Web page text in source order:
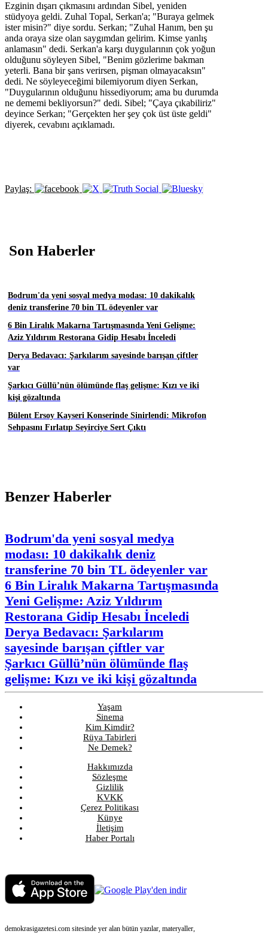
Ezginin dışarı çıkmasını ardından Sibel, yeniden
stüdyoya geldi. Zuhal Topal, Serkan'a; "Buraya gelmek
ister misin?" diye sordu. Serkan; "Zuhal Hanım, ben şu
anda oraya size olan saygımdan gelirim. Kimse yanlış
anlamasın" dedi. Serkan'a karşı duygularının çok yoğun
olduğunu söyleyen Sibel, "Benim gözlerime bakman
yeterli. Bana bir şans verirsen, pişman olmayacaksın"
dedi. Ne söyleyeceğimi bilemiyorum diyen Serkan,
"Duygularının olduğunu hissediyorum; ama bu durumda
ne dememi bekliyorsun?" dedi. Sibel; "Çaya çıkabiliriz"
deyince Serkan; "Gerçekten her şey çok üst üste geldi"
diyerek, cevabını açıklamadı.
Paylaş:
Son Haberler
Bodrum'da yeni sosyal medya modası: 10 dakikalık
deniz transferine 70 bin TL ödeyenler var
6 Bin Liralık Makarna Tartışmasında Yeni Gelişme:
Aziz Yıldırım Restorana Gidip Hesabı İnceledi
Derya Bedavacı: Şarkılarım sayesinde barışan çiftler
var
Şarkıcı Güllü’nün ölümünde flaş gelişme: Kızı ve iki
kişi gözaltında
Bülent Ersoy Kayseri Konserinde Sinirlendi: Mikrofon
Sehpasını Fırlatıp Seyirciye Sert Çıktı
Benzer Haberler
Bodrum'da yeni sosyal medya
modası: 10 dakikalık deniz
transferine 70 bin TL ödeyenler var
6 Bin Liralık Makarna Tartışmasında
Yeni Gelişme: Aziz Yıldırım
Restorana Gidip Hesabı İnceledi
Derya Bedavacı: Şarkılarım
sayesinde barışan çiftler var
Şarkıcı Güllü’nün ölümünde flaş
gelişme: Kızı ve iki kişi gözaltında
Yaşam
Sinema
Kim Kimdir?
Rüya Tabirleri
Ne Demek?
Hakkımızda
Sözleşme
Gizlilik
KVKK
Çerez Politikası
Künye
İletişim
Haber Portalı
demokrasigazetesi.com sitesinde yer alan bütün yazılar, materyaller,